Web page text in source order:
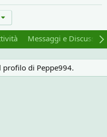
Messaggi e
profilo di Peppe994.